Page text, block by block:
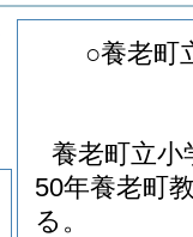
○養老町
養老町立小
50年養老町
る。